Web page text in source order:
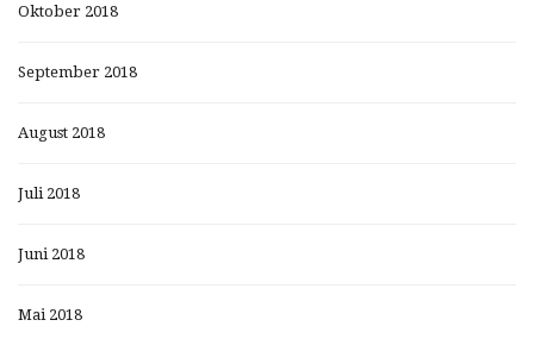
Oktober 2018
September 2018
August 2018
Juli 2018
Juni 2018
Mai 2018